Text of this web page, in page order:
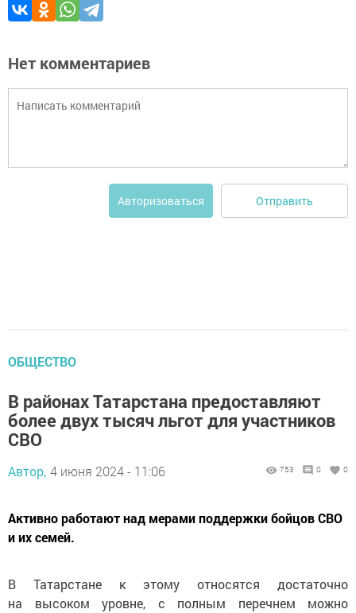
Нет комментариев
Авторизоваться Отправить
ОБЩЕСТВО
В районах Татарстана предоставляют
более двух тысяч льгот для участников
СВО
Автор, 4 июня 2024 - 11:06 753 0 0
Активно работают над мерами поддержки бойцов СВО
и их семей.
В Татарстане к этому относятся достаточно
на высоком уровне, с полным перечнем можно